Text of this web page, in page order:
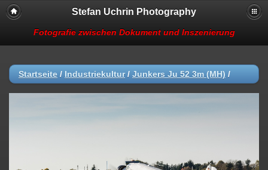
Stefan Uchrin Photography
Fotografie zwischen Dokument und Inszenierung
Startseite / Industriekultur/ Junkers Ju 52 3m (MH) /